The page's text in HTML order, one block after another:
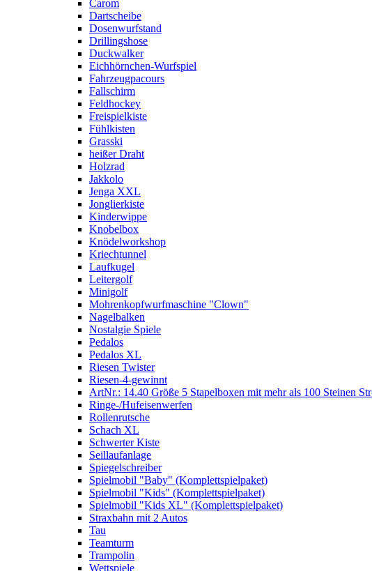
Carom
Dartscheibe
Dosenwurfstand
Drillingshose
Duckwalker
Eichhörnchen-Wurfspiel
Fahrzeugpacours
Fallschirm
Feldhockey
Freispielkiste
Fühlkisten
Grasski
heißer Draht
Holzrad
Jakkolo
Jenga XXL
Jonglierkiste
Kinderwippe
Knobelbox
Knödelworkshop
Kriechtunnel
Laufkugel
Leitergolf
Minigolf
Mohrenkopfwurfmaschine "Clown"
Nagelbalken
Nostalgie Spiele
Pedalos
Pedalos XL
Riesen Twister
Riesen-4-gewinnt
ArtNr.: 14.40 Größe 5 Stapelboxen mit mehr als 100 Steinen
Ringe-/Hufeisenwerfen
Rollenrutsche
Schach XL
Schwerter Kiste
Seillaufanlage
Spiegelschreiber
Spielmobil "Baby" (Komplettspielpaket)
Spielmobil "Kids" (Komplettspielpaket)
Spielmobil "Kids XL" (Komplettspielpaket)
Straxbahn mit 2 Autos
Tau
Teamturm
Trampolin
Wettspiele